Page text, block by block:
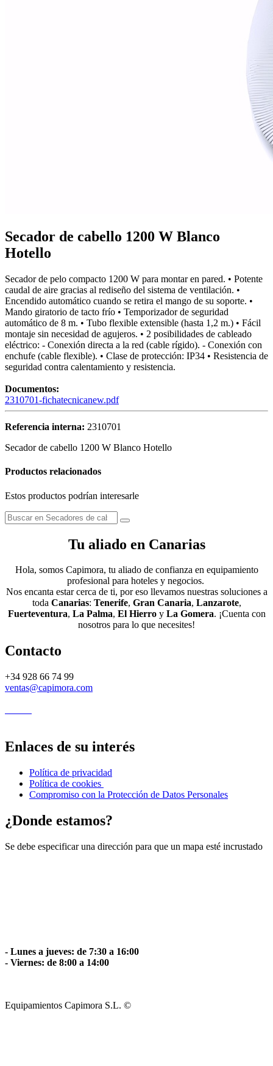
Secador de cabello 1200 W Blanco
Hotello
Secador de pelo compacto 1200 W para montar en pared. • Potente
caudal de aire gracias al rediseño del sistema de ventilación. •
Encendido automático cuando se retira el mango de su soporte. •
Mando giratorio de tacto frío • Temporizador de seguridad
automático de 8 m. • Tubo flexible extensible (hasta 1,2 m.) • Fácil
montaje sin necesidad de agujeros. • 2 posibilidades de cableado
eléctrico: - Conexión directa a la red (cable rígido). - Conexión con
enchufe (cable flexible). • Clase de protección: IP34 • Resistencia de
seguridad contra calentamiento y resistencia.
Documentos:
2310701-fichatecnicanew.pdf
Referencia interna: 2310701
Secador de cabello 1200 W Blanco Hotello
Productos relacionados
Estos productos podrían interesarle
Tu aliado en Canarias
Hola, somos Capimora, tu aliado de confianza en equipamiento
profesional para hoteles y negocios.
Nos encanta estar cerca de ti, por eso llevamos nuestras soluciones a
toda Canarias: Tenerife, Gran Canaria, Lanzarote,
Fuerteventura, La Palma, El Hierroy La Gomera. ¡Cuenta con
nosotros para lo que necesites!
Contacto
+34 928 66 74 99
ventas@capimora.com
Enlaces de su interés
Política de privacidad
Política de cookies
Compromiso con la Protección de Datos Personales
¿Donde estamos?
Se debe especificar una dirección para que un mapa esté incrustado
- Lunes a jueves: de 7:30 a 16:00
- Viernes: de 8:00 a 14:00
Equipamientos Capimora S.L. ©